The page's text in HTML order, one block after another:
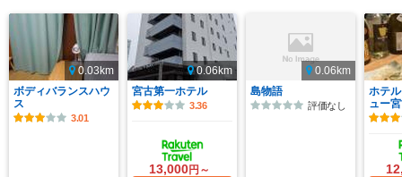
0.03km
ボディバランスハウ
ス
3.01
0.06km
宮古第一ホテル
3.36
13,000円～
0.06km
島物語
評価なし
ホテ
ュー